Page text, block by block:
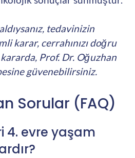
tedavinizin
karar, cerrahınızı doğru
Prof. Dr. Oğuzhan
güvenebilirsiniz.
Sorular (FAQ)
4. evre yaşam